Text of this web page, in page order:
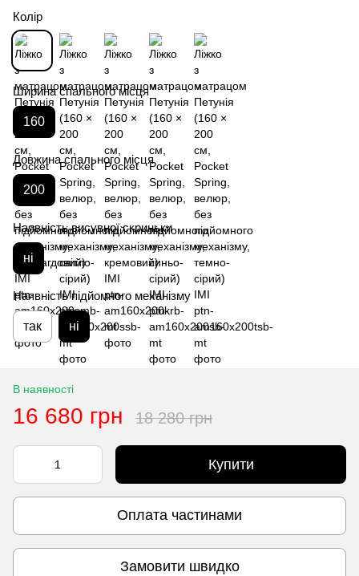
Колір
Ширина спального місця
160
Довжина спального місця
200
Наявність висувної скриньки
ні
Наявність підйомного механізму
так ні
В наявності
16 680 грн 18 280 грн
Купити
Оплата частинами
Замовити швидко